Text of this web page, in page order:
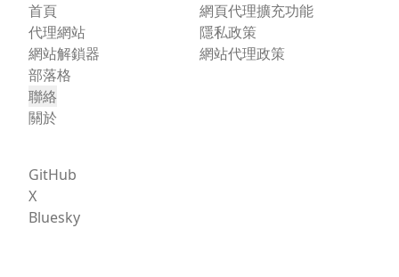
首頁
代理網站
網站解鎖器
部落格
聯絡
關於
網頁代理擴充功能
隱私政策
網站代理政策
GitHub
X
Bluesky